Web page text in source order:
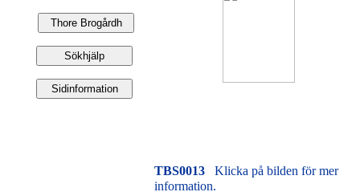
TBS0013
Klicka på bilden för mer
information.